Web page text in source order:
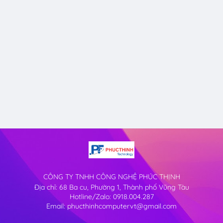
CÔNG TY TNHH CÔNG NGHỆ PHÚC THỊNH
Địa chỉ: 68 Ba cu, Phường 1, Thành phố Vũng Tàu
Hotline/Zalo: 0918.004.287
Email: phucthinhcomputervt@gmail.com